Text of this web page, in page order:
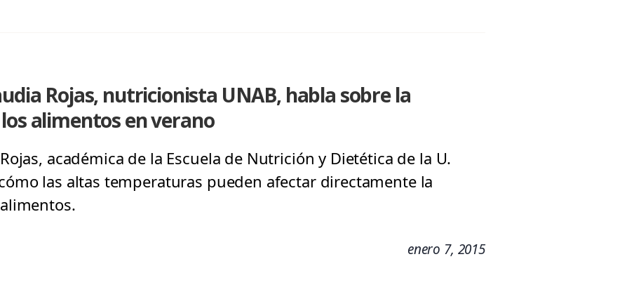
Rojas, nutricionista UNAB, habla sobre la
alimentos en verano
académica de la Escuela de Nutrición y Dietética de la U.
las altas temperaturas pueden afectar directamente la
enero 7, 2015